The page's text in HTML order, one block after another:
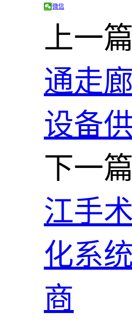
微信
上一篇
通走
设备
下一篇
江手
化系
商